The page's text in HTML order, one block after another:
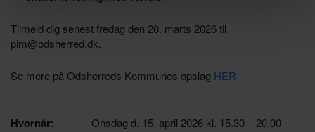
Tilmeld dig senest fredag den 20. marts 2026 til
pim@odsherred.dk.
Se mere på Odsherreds Kommunes opslag HER
Hvornår: Onsdag d. 15. april 2026 kl. 15.30 – 20.00